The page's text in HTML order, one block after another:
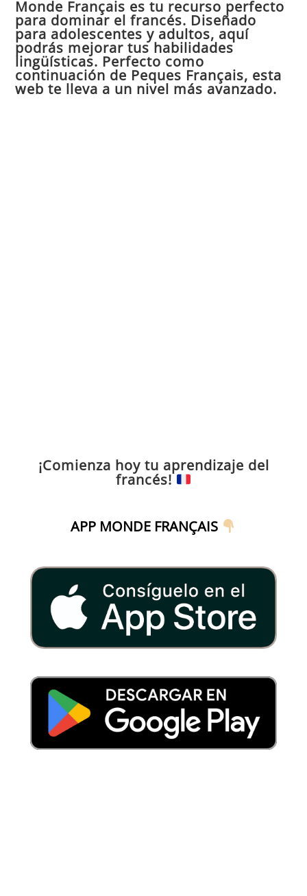
Monde Français es tu recurso perfecto
para dominar el francés. Diseñado
para adolescentes y adultos, aquí
podrás mejorar tus habilidades
lingüísticas. Perfecto como
continuación de Peques Français, esta
web te lleva a un nivel más avanzado.
¡Comienza hoy tu aprendizaje del
francés!
APP MONDE FRANÇAIS